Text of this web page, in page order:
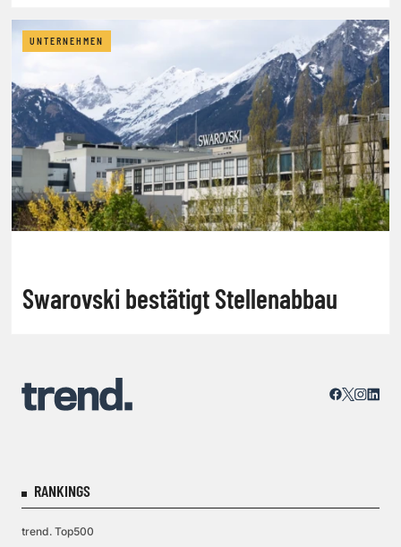
UNTERNEHMEN
Swarovski bestätigt Stellenabbau
RANKINGS
trend. Top500